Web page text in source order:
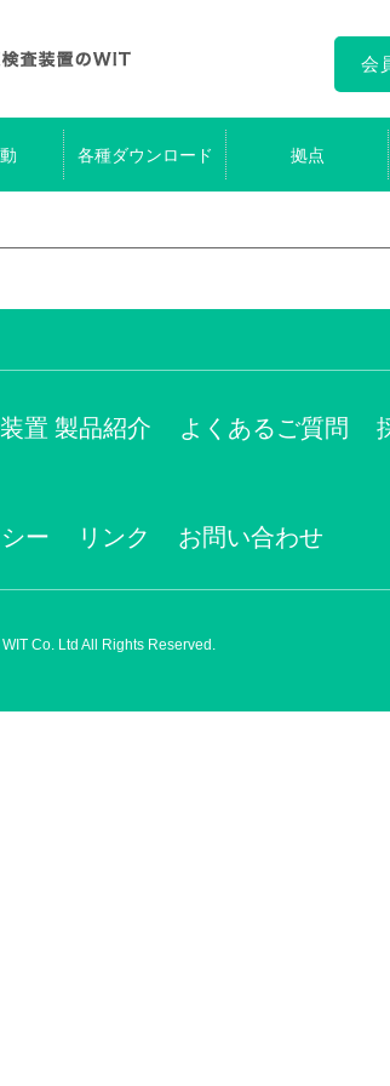
会
各種ダウンロード 拠点
置 製品紹介 よくあるご質問
ー リンク お問い合わせ
Co. Ltd All Rights Reserved.